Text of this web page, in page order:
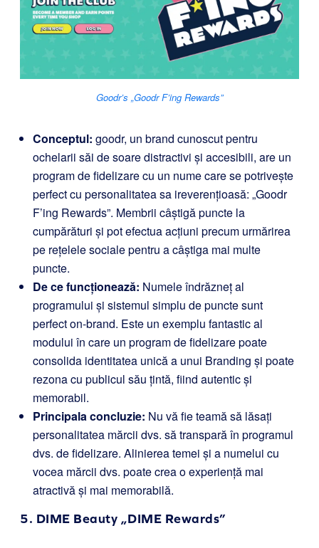
Goodr’s „Goodr F’ing Rewards”
Conceptul: goodr, un brand cunoscut pentru
ochelarii săi de soare distractivi și accesibili, are un
program de fidelizare cu un nume care se potrivește
perfect cu personalitatea sa ireverențioasă: „Goodr
F’ing Rewards”. Membrii câștigă puncte la
cumpărături și pot efectua acțiuni precum urmărirea
pe rețelele sociale pentru a câștiga mai multe
puncte.
De ce funcționează: Numele îndrăzneț al
programului și sistemul simplu de puncte sunt
perfect on-brand. Este un exemplu fantastic al
modului în care un program de fidelizare poate
consolida identitatea unică a unui Branding și poate
rezona cu publicul său țintă, fiind autentic și
memorabil.
Principala concluzie: Nu vă fie teamă să lăsați
personalitatea mărcii dvs. să transpară în programul
dvs. de fidelizare. Alinierea temei și a numelui cu
vocea mărcii dvs. poate crea o experiență mai
atractivă și mai memorabilă.
5. DIME Beauty „DIME Rewards”